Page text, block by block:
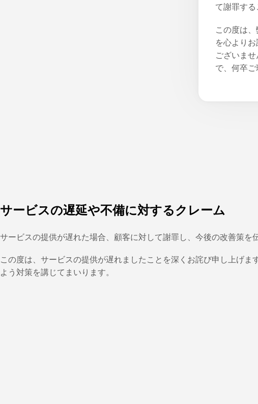
て謝罪する
この度は
を心より
ございま
で、何卒ご
サービスの遅延や不備に対するクレーム
サービスの提供が遅れた場合、顧客に対して謝罪し、今後の改善策を
この度は、サービスの提供が遅れましたことを深くお詫び申し上げ
よう対策を講じてまいります。